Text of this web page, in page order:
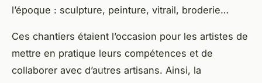
l’époque : sculpture, peinture, vitrail, broderie…
Ces chantiers étaient l’occasion pour les artistes de
mettre en pratique leurs compétences et de
collaborer avec d’autres artisans. Ainsi, la